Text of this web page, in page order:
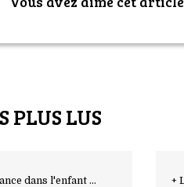
PLUS LUS
dans l'enfant ... +